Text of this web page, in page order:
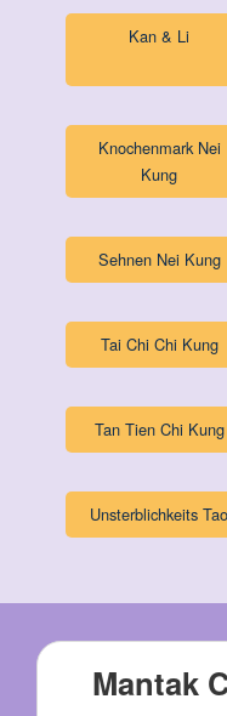
Kan & Li
Knochenmark Nei
Kung
Sehnen Nei Kung
Tai Chi Chi Kung
Tan Tien Chi Kung
Unsterblichkeits Tao
Mantak